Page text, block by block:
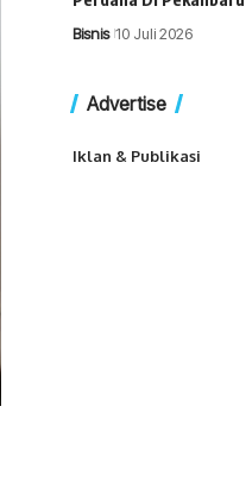
Bisnis 10 Juli 2026
Advertise
Iklan & Publikasi